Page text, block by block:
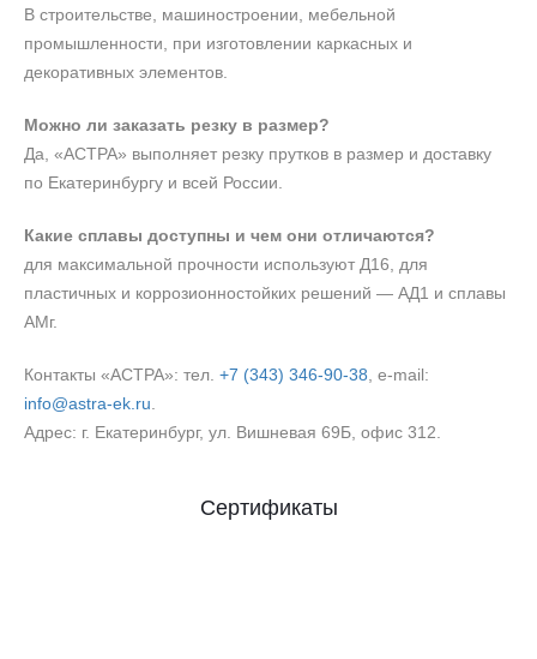
В строительстве, машиностроении, мебельной
промышленности, при изготовлении каркасных и
декоративных элементов.
Можно ли заказать резку в размер?
Да, «АСТРА» выполняет резку прутков в размер и доставку
по Екатеринбургу и всей России.
Какие сплавы доступны и чем они отличаются?
для максимальной прочности используют Д16, для
пластичных и коррозионностойких решений — АД1 и сплавы
АМг.
Контакты «АСТРА»: тел. +7 (343) 346‑90‑38 , e‑mail:
info@astra-ek.ru
Адрес: г. Екатеринбург, ул. Вишневая 69Б, офис 312.
Сертификаты